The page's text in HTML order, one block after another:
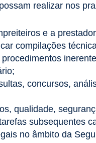
realizar nos
e a
compilações
concursos,
qualidade,
subsequentes
no âmbito da